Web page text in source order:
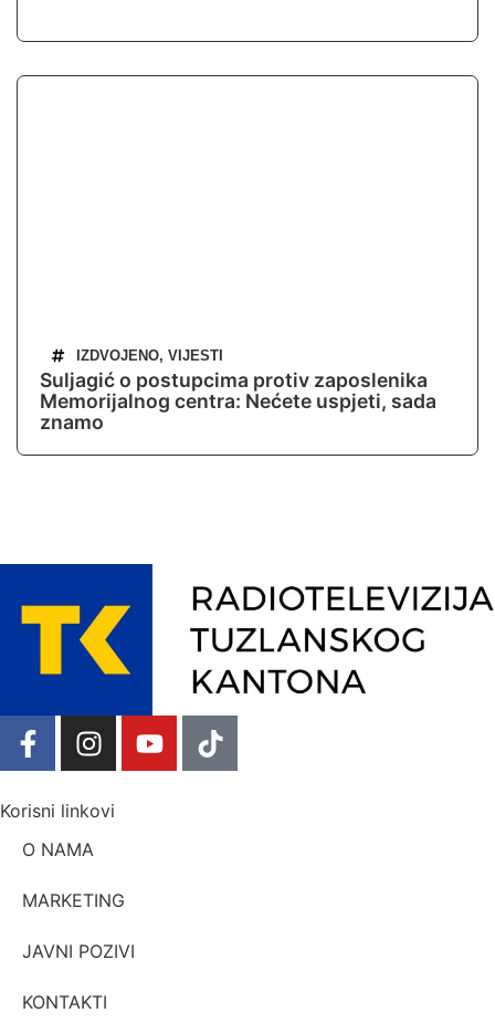
IZDVOJENO, VIJESTI
Suljagić o postupcima protiv zaposlenika
Memorijalnog centra: Nećete uspjeti, sada
znamo
Korisni linkovi
O NAMA
MARKETING
JAVNI POZIVI
KONTAKTI